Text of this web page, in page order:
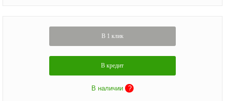
В 1 клик
В кредит
В наличии ?